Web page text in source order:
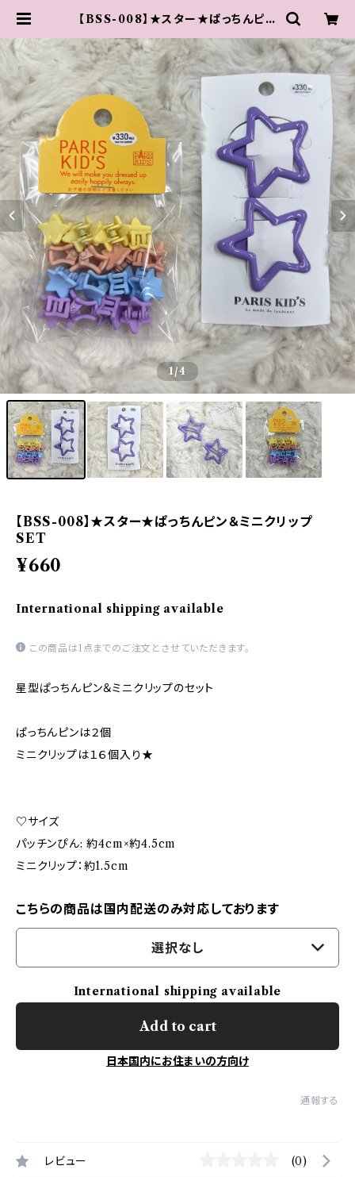
【BSS-008】★スター★ぱっちんピン
アクセサリー 【 PARIS KID'S 公式
通販サイト 】
1/4
【BSS-008】★スター★ぱっちんピン＆ミニクリップ
SET
¥660
International shipping available
この商品は1点までのご注文とさせていただきます。
星型ぱっちんピン＆ミニクリップのセット
ぱっちんピンは２個
ミニクリップは１６個入り★
♡サイズ
パッチンぴん: 約4cm×約4.5cm
ミニクリップ：約1.5cm
こちらの商品は国内配送のみ対応しております
選択なし
International shipping available
Add to cart
日本国内にお住まいの方向け
通報する
レビュー (0)